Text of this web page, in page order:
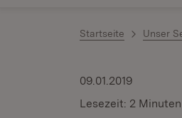
Startseite Unser
09.01.2019
Lesezeit: 2 Minuten